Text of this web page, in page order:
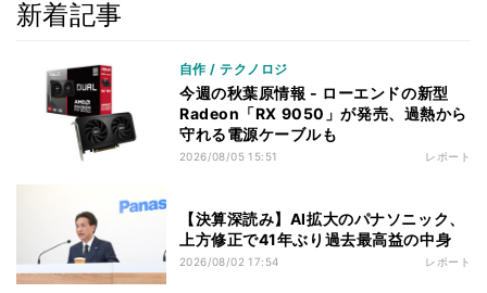
新着記事
自作 / テクノロジ
今週の秋葉原情報 - ローエンドの新型
Radeon「RX 9050」が発売、過熱から
守れる電源ケーブルも
2026/08/05 15:51 レポート
【決算深読み】AI拡大のパナソニック、
上方修正で41年ぶり過去最高益の中身
2026/08/02 17:54 レポート